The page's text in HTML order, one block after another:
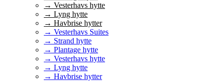
→ Vesterhavs hytte
→ Lyng hytte
→ Havbrise hytter
→ Vesterhavs Suites
→ Strand hytte
→ Plantage hytte
→ Vesterhavs hytte
→ Lyng hytte
→ Havbrise hytter